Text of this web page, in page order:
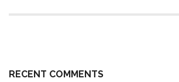
RECENT COMMENTS